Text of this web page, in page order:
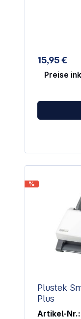
und Instamatic 126 Sichere
für
Einfache
für
Kompatibel mit: Reflecta x22-
15,95 €
Preise
%
Plustek
Plus
Artikel-Nr.: